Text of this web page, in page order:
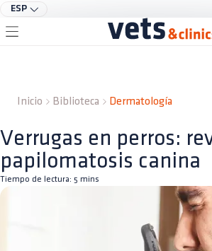
ESP
Inicio Biblioteca Dermatología
Verrugas en perros:
papilomatosis canina
Tiempo de lectura: 5 mins